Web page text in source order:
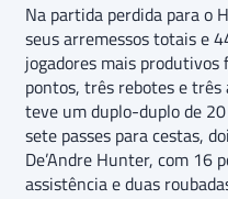
Na partida perdida para o
seus arremessos totais e
jogadores mais
pontos, três rebotes e três
teve um duplo-duplo de
sete passes para cestas,
De’Andre Hunter, com 16
assistência e duas